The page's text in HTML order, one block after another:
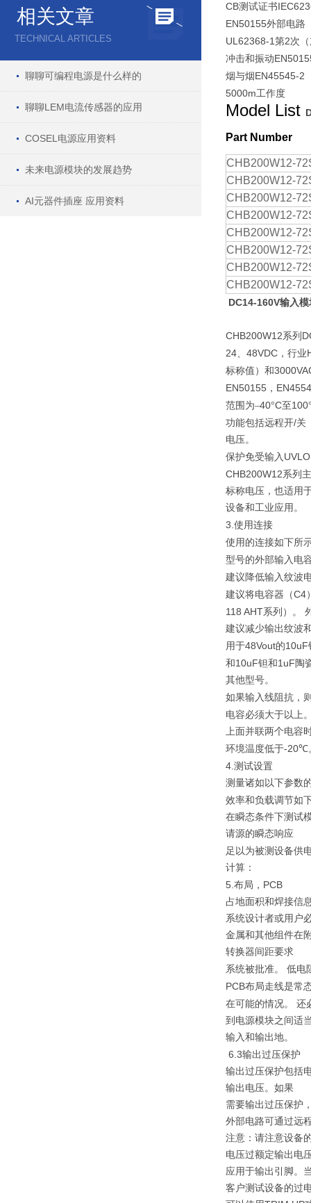
相关文章
TECHNICAL ARTICLES
聊聊可编程电源是什么样的
聊聊LEM电流传感器的应用
COSEL电源应用资料
未来电源模块的发展趋势
AI元器件插座 应用资料
CB测试证书
EN50155外部电路
UL62368-1 第2次
冲击和振动
烟与烟 EN45545-2
5000m工作度
Model List
Part Number
CHB200W12-
CHB200W12-
CHB200W12-
CHB200W12-
CHB200W12-
CHB200W12-
CHB200W12-
CHB200W12-
DC14-160V输入
CHB200W12系列
24、 48VDC ，行业
标称值）和
EN50155 ，
范围为–40°C至 100
功能包括远程开/关
电压。
保护免受输入 UVLO
CHB200W12系列
标称电压，也适用
设备和工业应用。
3. 使用连接
使用的连接如下所
型号的外部输入电
建议降低输入纹波
建议将电容器（C4
118 AHT系列）。
建议减少输出纹波
用于48Vout的10uF
和 10uF钽和 1uF 陶
其他型号。
如果输入线阻抗，
电容必须大于以上
上面并联两个电容
环境温度低于-20℃
4. 测试设置
测量诸如以下参数
效率和负载调节如
在瞬态条件下测试
请源的瞬态响应
足以为被测设备供
计算：
5. 布局， PCB
占地面积和焊接信
系统设计者或用户
金属和其他组件在
转换器间距要求
系统被批准。
低电
PCB布局走线是常
在可能的情况。
还
到电源模块之间适
输入和输出地。
6.3输出过压保护
输出过压保护包括
输出电压。如果
需要输出过压保护
外部电路可通过远
注意：请注意设备
电压过额定输出电
应用于输出引脚。
客户测试设备的过